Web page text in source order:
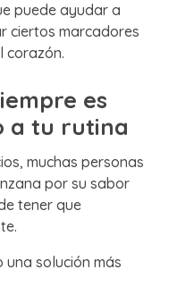
puede ayudar a
ciertos marcadores
corazón.
es
a tu rutina
muchas personas
por su sabor
tener que
una solución más